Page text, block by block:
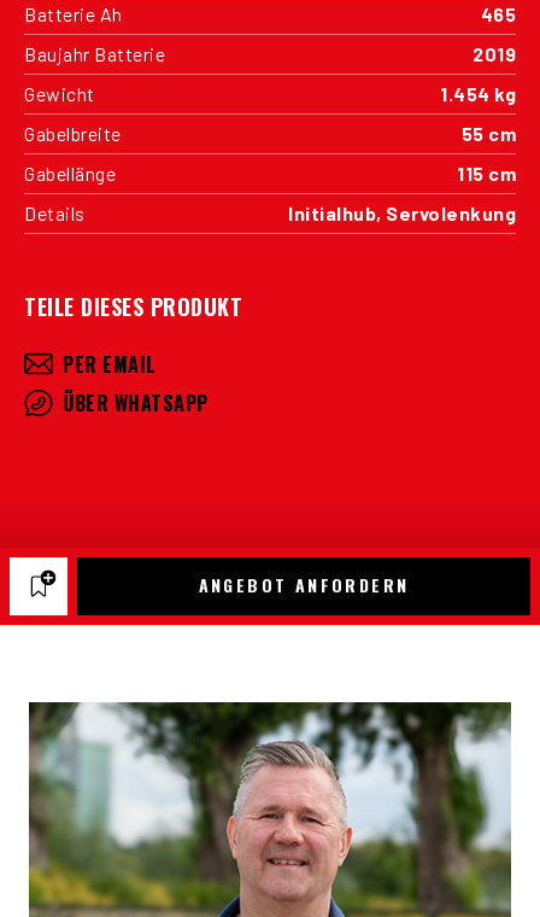
Batterie Ah
465
Baujahr Batterie
2019
Gewicht
1.454 kg
Gabelbreite
55 cm
Gabellänge
115 cm
Details
Initialhub, Servolenkung
TEILE DIESES PRODUKT
PER EMAIL
ÜBER WHATSAPP
ANGEBOT ANFORDERN